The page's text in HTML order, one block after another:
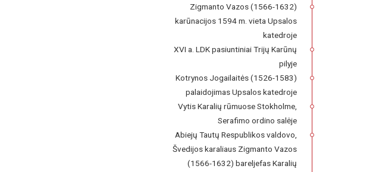
Zigmanto Vazos (1566-1632)
karūnacijos 1594 m. vieta Upsalos
katedroje
XVI a. LDK pasiuntiniai Trijų Karūnų
pilyje
Kotrynos Jogailaitės (1526-1583)
palaidojimas Upsalos katedroje
Vytis Karalių rūmuose Stokholme,
Serafimo ordino salėje
Abiejų Tautų Respublikos valdovo,
Švedijos karaliaus Zigmanto Vazos
(1566-1632) bareljefas Karalių